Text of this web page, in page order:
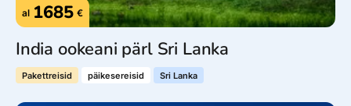
al 1685 €
India ookeani pärl Sri Lanka
Pakettreisid päikesereisid Sri Lanka